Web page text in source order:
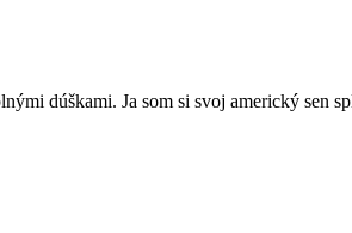
dúškami. Ja som si svoj americký sen